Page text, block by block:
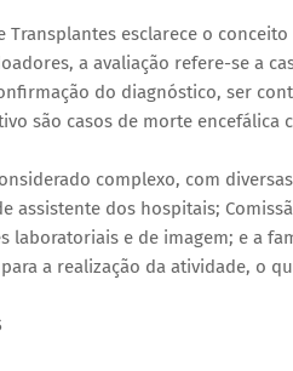
Transplantes esclarece o
a avaliação refere-se a
do diagnóstico, ser
são casos de morte
complexo, com
assistente dos hospitais;
laboratoriais e de imagem; e a
a realização da atividade, o